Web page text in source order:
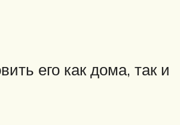
его как дома, так и